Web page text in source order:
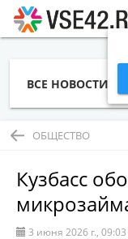
ВСЕ НОВОСТИ
ОБЩЕСТВО
Кузбасс
3 июня 2026 г., 09:03